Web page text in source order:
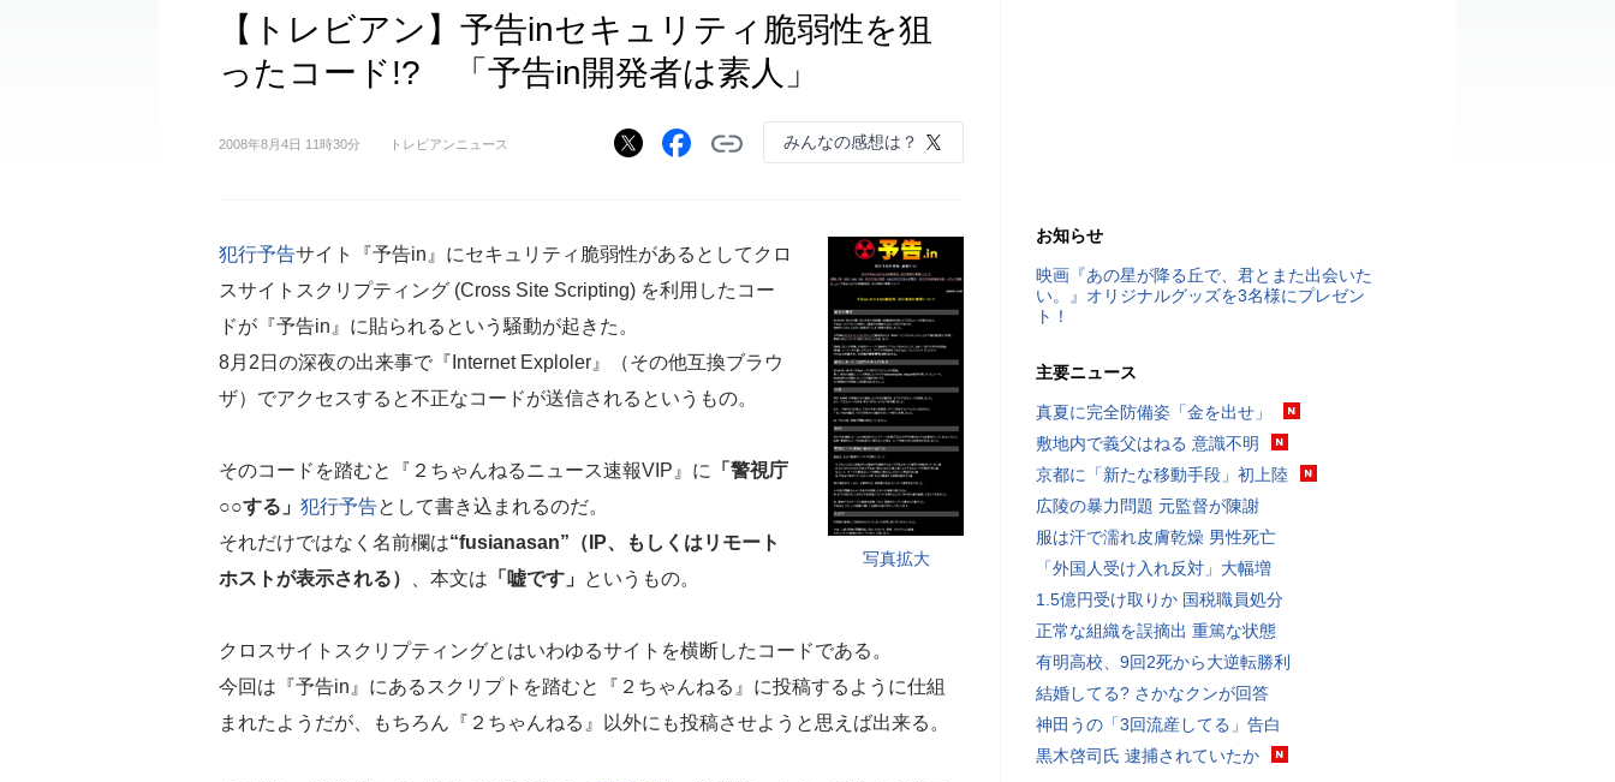
【トレビアン】予告inセキュリティ脆弱性を狙
ったコード!? 「予告in開発者は素人」
2008年8月4日 11時30分 トレビアンニュース みんなの感想は？
写真拡大
犯行予告サイト『予告in』にセキュリティ脆弱性があるとしてクロ
スサイトスクリプティング (Cross Site Scripting) を利用したコー
ドが『予告in』に貼られるという騒動が起きた。
8月2日の深夜の出来事で『Internet Exploler』（その他互換ブラウ
ザ）でアクセスすると不正なコードが送信されるというもの。
そのコードを踏むと『２ちゃんねるニュース速報VIP』に
「警視庁
○○する」 犯行予告として書き込まれるのだ。
それだけではなく名前欄は“fusianasan”（IP、もしくはリモート
ホストが表示される）
、本文は 「嘘です」 というもの。
クロスサイトスクリプティングとはいわゆるサイトを横断したコードである。
今回は『予告in』にあるスクリプトを踏むと『２ちゃんねる』に投稿するように仕組
まれたようだが、もちろん『２ちゃんねる』以外にも投稿させようと思えば出来る。
お知らせ
映画『あの星が降る丘で、君とまた出会いた
い。』オリジナルグッズを3名様にプレゼン
ト！
主要ニュース
真夏に完全防備姿「金を出せ」
敷地内で義父はねる 意識不明
京都に「新たな移動手段」初上陸
広陵の暴力問題 元監督が陳謝
服は汗で濡れ皮膚乾燥 男性死亡
「外国人受け入れ反対」大幅増
1.5億円受け取りか 国税職員処分
正常な組織を誤摘出 重篤な状態
有明高校、9回2死から大逆転勝利
結婚してる? さかなクンが回答
神田うの「3回流産してる」告白
黒木啓司氏 逮捕されていたか